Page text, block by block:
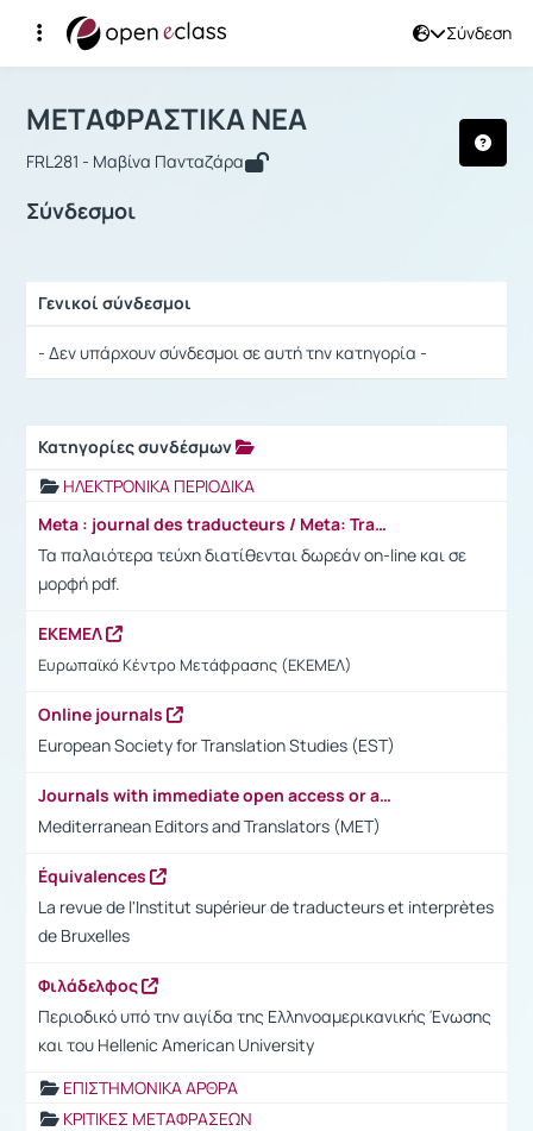
Σύνδεση
Αρχική Σελίδα
Μάθημα : ΜΕΤΑΦΡΑΣΤΙΚΑ ΝΕΑ
ΜΕΤΑΦΡΑΣΤΙΚΑ ΝΕΑ
FRL281 - Μαβίνα Πανταζάρα
Σύνδεσμοι
Γενικοί σύνδεσμοι
- Δεν υπάρχουν σύνδεσμοι σε αυτή την κατηγορία -
Κατηγορίες συνδέσμων
ΗΛΕΚΤΡΟΝΙΚΑ ΠΕΡΙΟΔΙΚΑ
Meta : journal des traducteurs / Meta: Translators' Journal
Τα παλαιότερα τεύχη διατίθενται δωρεάν on-line και σε
μορφή pdf.
ΕΚΕΜΕΛ
Ευρωπαϊκό Κέντρο Μετάφρασης (ΕΚΕΜΕΛ)
Online journals
European Society for Translation Studies (EST)
Journals with immediate open access or access after 6 months
Mediterranean Editors and Translators (MET)
Équivalences
La revue de l'Institut supérieur de traducteurs et interprètes
de Bruxelles
Φιλάδελφος
Περιοδικό υπό την αιγίδα της Ελληνοαμερικανικής Ένωσης
και του Hellenic American University
ΕΠΙΣΤΗΜΟΝΙΚΑ ΑΡΘΡΑ
ΚΡΙΤΙΚΕΣ ΜΕΤΑΦΡΑΣΕΩΝ